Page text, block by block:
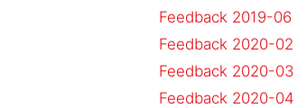
Feedback 2019-06
Feedback 2020-02
Feedback 2020-03
Feedback 2020-04